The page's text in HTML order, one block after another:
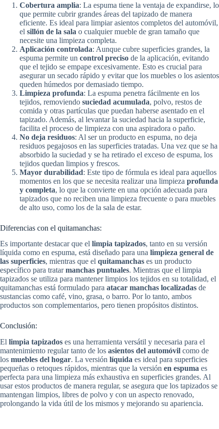
Cobertura amplia: La espuma tiene la ventaja de expandirse, lo
que permite cubrir grandes áreas del tapizado de manera
eficiente. Es ideal para limpiar asientos completos del automóvil,
el sillón de la sala o cualquier mueble de gran tamaño que
necesite una limpieza completa.
Aplicación controlada: Aunque cubre superficies grandes, la
espuma permite un control preciso de la aplicación, evitando
que el tejido se empape excesivamente. Esto es crucial para
asegurar un secado rápido y evitar que los muebles o los asientos
queden húmedos por demasiado tiempo.
Limpieza profunda: La espuma penetra fácilmente en los
tejidos, removiendo suciedad acumulada, polvo, restos de
comida y otras partículas que puedan haberse asentado en el
tapizado. Además, al levantar la suciedad hacia la superficie,
facilita el proceso de limpieza con una aspiradora o paño.
No deja residuos: Al ser un producto en espuma, no deja
residuos pegajosos en las superficies tratadas. Una vez que se ha
absorbido la suciedad y se ha retirado el exceso de espuma, los
tejidos quedan limpios y frescos.
Mayor durabilidad: Este tipo de fórmula es ideal para aquellos
momentos en los que se necesita realizar una limpieza profunda
y completa, lo que la convierte en una opción adecuada para
tapizados que no reciben una limpieza frecuente o para muebles
de alto uso, como los de la sala de estar.
Diferencias con el quitamanchas:
Es importante destacar que el limpia tapizados, tanto en su versión
líquida como en espuma, está diseñado para una limpieza general de
las superficies, mientras que el quitamanchas es un producto
específico para tratarmanchas puntuales. Mientras que el limpia
tapizados se utiliza para mantener limpios los tejidos en su totalidad, el
quitamanchas está formulado para atacar manchas localizadas de
sustancias como café, vino, grasa, o barro. Por lo tanto, ambos
productos son complementarios, pero tienen propósitos distintos.
Conclusión:
El limpia tapizados es una herramienta versátil y necesaria para el
mantenimiento regular tanto de los asientos del automóvil como de
los muebles del hogar. La versión líquida es ideal para superficies
pequeñas o retoques rápidos, mientras que la versión en espuma es
perfecta para una limpieza más exhaustiva en superficies grandes. Al
usar estos productos de manera regular, se asegura que los tapizados se
mantengan limpios, libres de polvo y con un aspecto renovado,
prolongando la vida útil de los mismos y mejorando su apariencia.